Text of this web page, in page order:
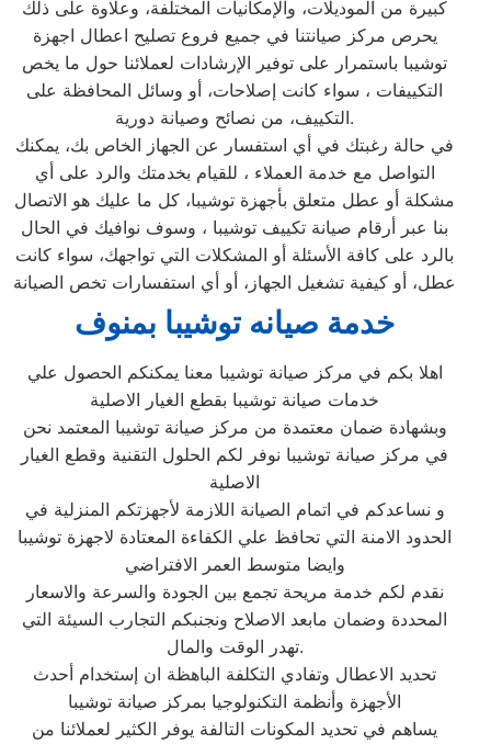
كبيرة من الموديلات، والإمكانيات المختلفة، وعلاوة على ذلك
يحرص مركز صيانتنا في جميع فروع تصليح اعطال اجهزة
توشيبا باستمرار على توفير الإرشادات لعملائنا حول ما يخص
التكييفات ، سواء كانت إصلاحات، أو وسائل المحافظة على
التكييف، من نصائح وصيانة دورية.
في حالة رغبتك في أي استفسار عن الجهاز الخاص بك، يمكنك
التواصل مع خدمة العملاء ، للقيام بخدمتك والرد على أي
مشكلة أو عطل متعلق بأجهزة توشيبا، كل ما عليك هو الاتصال
بنا عبر أرقام صيانة تكييف توشيبا ، وسوف نوافيك في الحال
بالرد على كافة الأسئلة أو المشكلات التي تواجهك، سواء كانت
عطل، أو كيفية تشغيل الجهاز، أو أي استفسارات تخص الصيانة
خدمة صيانه توشيبا بمنوف
اهلا بكم في مركز صيانة توشيبا معنا يمكنكم الحصول علي
خدمات صيانة توشيبا بقطع الغيار الاصلية
وبشهادة ضمان معتمدة من مركز صيانة توشيبا المعتمد نحن
في مركز صيانة توشيبا نوفر لكم الحلول التقنية وقطع الغيار
الاصلية
و نساعدكم في اتمام الصيانة اللازمة لأجهزتكم المنزلية في
الحدود الامنة التي تحافظ علي الكفاءة المعتادة لاجهزة توشيبا
وايضا متوسط العمر الافتراضي
نقدم لكم خدمة مريحة تجمع بين الجودة والسرعة والاسعار
المحددة وضمان مابعد الاصلاح ونجنبكم التجارب السيئة التي
تهدر الوقت والمال.
تحديد الاعطال وتفادي التكلفة الباهظة ان إستخدام أحدث
الأجهزة وأنظمة التكنولوجيا بمركز صيانة توشيبا
يساهم في تحديد المكونات التالفة يوفر الكثير لعملائنا من